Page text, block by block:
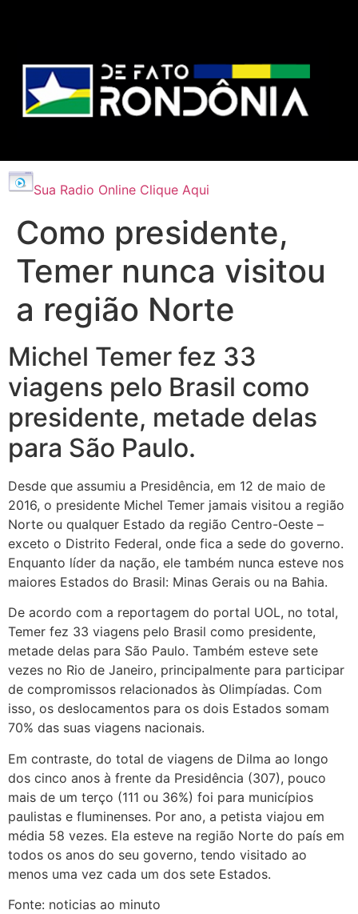
Sua Radio Online Clique Aqui
Como presidente,
Temer nunca visitou
a região Norte
Michel Temer fez 33
viagens pelo Brasil como
presidente, metade delas
para São Paulo.
Desde que assumiu a Presidência, em 12 de maio de
2016, o presidente Michel Temer jamais visitou a região
Norte ou qualquer Estado da região Centro-Oeste –
exceto o Distrito Federal, onde fica a sede do governo.
Enquanto líder da nação, ele também nunca esteve nos
maiores Estados do Brasil: Minas Gerais ou na Bahia.
De acordo com a reportagem do portal UOL, no total,
Temer fez 33 viagens pelo Brasil como presidente,
metade delas para São Paulo. Também esteve sete
vezes no Rio de Janeiro, principalmente para participar
de compromissos relacionados às Olimpíadas. Com
isso, os deslocamentos para os dois Estados somam
70% das suas viagens nacionais.
Em contraste, do total de viagens de Dilma ao longo
dos cinco anos à frente da Presidência (307), pouco
mais de um terço (111 ou 36%) foi para municípios
paulistas e fluminenses. Por ano, a petista viajou em
média 58 vezes. Ela esteve na região Norte do país em
todos os anos do seu governo, tendo visitado ao
menos uma vez cada um dos sete Estados.
Fonte: noticias ao minuto